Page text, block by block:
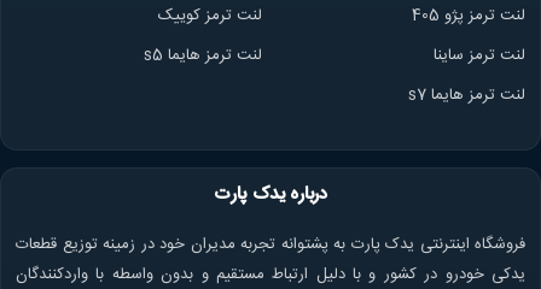
لنت ترمز پژو 405
لنت ترمز کوییک
لنت ترمز ساینا
لنت ترمز هایما s5
لنت ترمز هایما s7
درباره یدک پارت
فروشگاه اینترنتی یدک پارت به پشتوانه تجربه مدیران خود در زمینه توزیع قطعات
یدکی خودرو در کشور و با دلیل ارتباط مستقیم و بدون واسطه با واردکنندگان